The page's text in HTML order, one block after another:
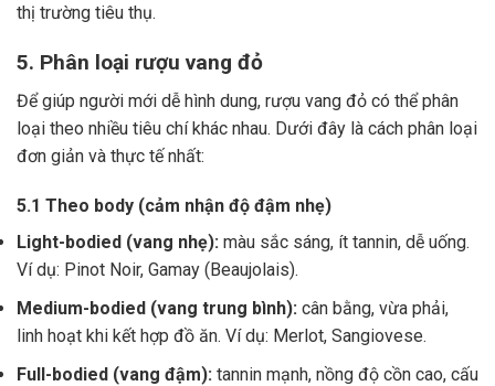
thị trường tiêu thụ.
5. Phân loại rượu vang đỏ
Để giúp người mới dễ hình dung, rượu vang đỏ có thể phân
loại theo nhiều tiêu chí khác nhau. Dưới đây là cách phân loại
đơn giản và thực tế nhất:
5.1 Theo body (cảm nhận độ đậm nhẹ)
Light-bodied (vang nhẹ): màu sắc sáng, ít tannin, dễ uống.
Ví dụ: Pinot Noir, Gamay (Beaujolais).
Medium-bodied (vang trung bình): cân bằng, vừa phải,
linh hoạt khi kết hợp đồ ăn. Ví dụ: Merlot, Sangiovese.
Full-bodied (vang đậm): tannin mạnh, nồng độ cồn cao, cấu